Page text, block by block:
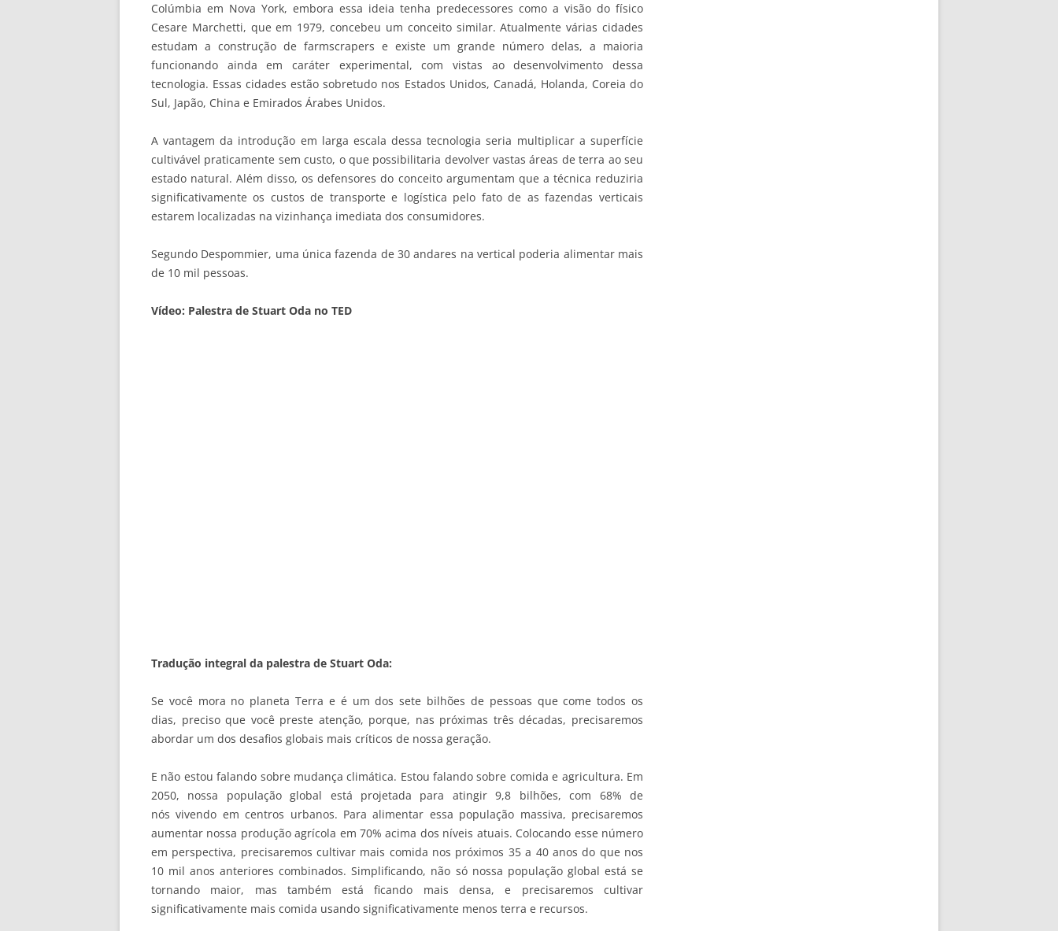
Colúmbia em Nova York, embora essa ideia tenha predecessores como a visão do físico
Cesare Marchetti, que em 1979, concebeu um conceito similar. Atualmente várias cidades
estudam a construção de farmscrapers e existe um grande número delas, a maioria
funcionando ainda em caráter experimental, com vistas ao desenvolvimento dessa
tecnologia. Essas cidades estão sobretudo nos Estados Unidos, Canadá, Holanda, Coreia do
Sul, Japão, China e Emirados Árabes Unidos.
A vantagem da introdução em larga escala dessa tecnologia seria multiplicar a superfície
cultivável praticamente sem custo, o que possibilitaria devolver vastas áreas de terra ao seu
estado natural. Além disso, os defensores do conceito argumentam que a técnica reduziria
significativamente os custos de transporte e logística pelo fato de as fazendas verticais
estarem localizadas na vizinhança imediata dos consumidores.
Segundo Despommier, uma única fazenda de 30 andares na vertical poderia alimentar mais
de 10 mil pessoas.
Vídeo: Palestra de Stuart Oda no TED
Tradução integral da palestra de Stuart Oda:
Se você mora no planeta Terra e é um dos sete bilhões de pessoas que come todos os
dias, preciso que você preste atenção, porque, nas próximas três décadas, precisaremos
abordar um dos desafios globais mais críticos de nossa geração.
E não estou falando sobre mudança climática. Estou falando sobre comida e agricultura. Em
2050, nossa população global está projetada para atingir 9,8 bilhões, com 68% de
nós vivendo em centros urbanos. Para alimentar essa população massiva, precisaremos
aumentar nossa produção agrícola em 70% acima dos níveis atuais. Colocando esse número
em perspectiva, precisaremos cultivar mais comida nos próximos 35 a 40 anos do que nos
10 mil anos anteriores combinados. Simplificando, não só nossa população global está se
tornando maior, mas também está ficando mais densa, e precisaremos cultivar
significativamente mais comida usando significativamente menos terra e recursos.